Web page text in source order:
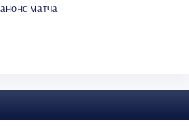
матча